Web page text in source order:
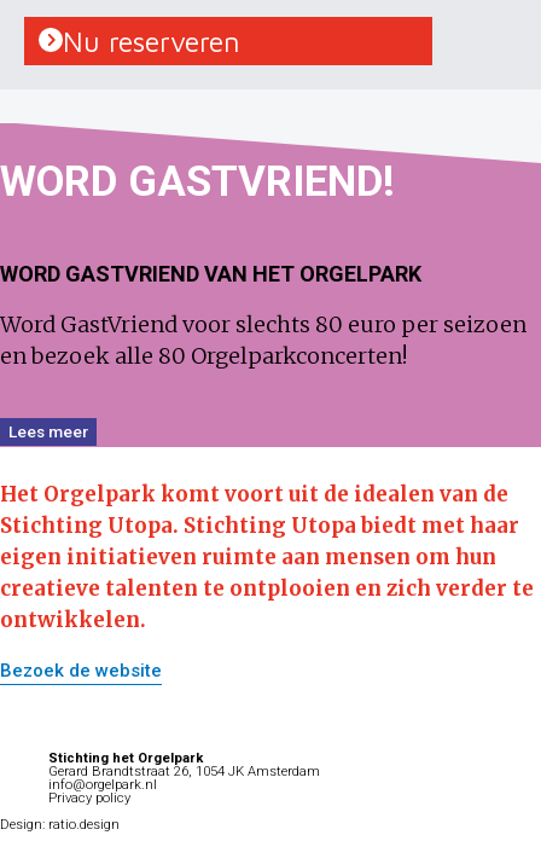
Nu reserveren
WORD GASTVRIEND!
WORD GASTVRIEND VAN HET ORGELPARK
Word GastVriend voor slechts 80 euro per seizoen
en bezoek alle 80 Orgelparkconcerten!
Lees meer
Het Orgelpark komt voort uit de idealen van de
Stichting Utopa. Stichting Utopa biedt met haar
eigen initiatieven ruimte aan mensen om hun
creatieve talenten te ontplooien en zich verder te
ontwikkelen.
Bezoek de website
Stichting het Orgelpark
Gerard Brandtstraat 26, 1054 JK Amsterdam
info@orgelpark.nl
Privacy policy
Design: ratio.design